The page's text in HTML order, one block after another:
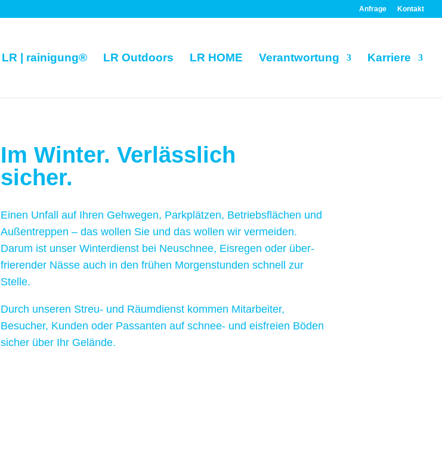
Anfrage Kontakt
LR | rainigung® LR Outdoors LR HOME Verantwortung Karriere
Im Winter. Verlässlich
sicher.
Einen Unfall auf Ihren Gehwegen, Parkplätzen, Betriebs­flächen und
Außen­treppen – das wollen Sie und das wollen wir vermeiden.
Darum ist unser Winter­dienst bei Neuschnee, Eisregen oder über­
frierender Nässe auch in den frühen Morgen­stunden schnell zur
Stelle.
Durch unseren Streu- und Räumdienst kommen Mitarbeiter,
Besucher, Kunden oder Passanten auf schnee- und eisfreien Böden
sicher über Ihr Gelände.